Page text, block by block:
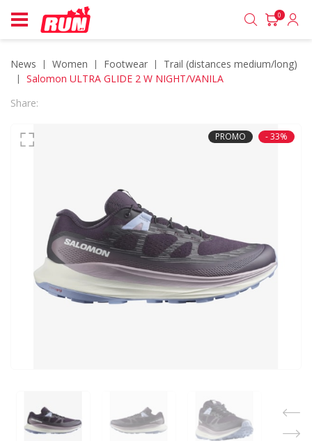
0
News women footwear
trail (distances medium/long)
Salomon ULTRA GLIDE 2 W NIGHT/VANILA
Share:
PROMO - 33%